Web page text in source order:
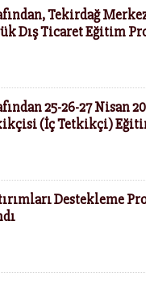
Tekirdağ
Dış Ticaret Eğitim
25-26-27 Nisan
(İç Tetkikçi)
Destekleme